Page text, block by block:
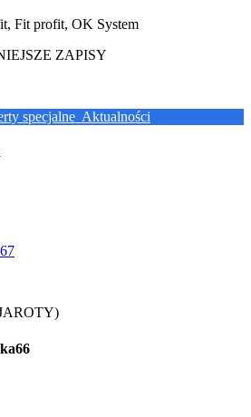
Fit profit, OK System
ZAPISY
specjalne Aktualności